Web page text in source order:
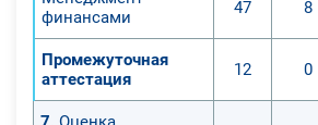
финансами
47 8
Промежуточная
аттестация
12 0